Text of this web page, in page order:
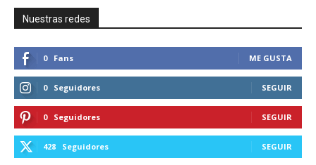
Nuestras redes
0 Fans ME GUSTA
0 Seguidores SEGUIR
0 Seguidores SEGUIR
428 Seguidores SEGUIR